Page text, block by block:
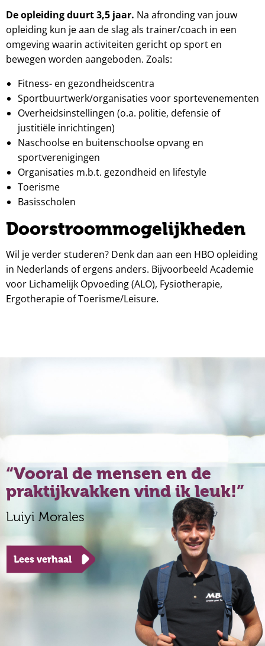
De opleiding duurt 3,5 jaar. Na afronding van jouw
opleiding kun je aan de slag als trainer/coach in een
omgeving waarin activiteiten gericht op sport en
bewegen worden aangeboden. Zoals:
Fitness- en gezondheidscentra
Sportbuurtwerk/organisaties voor sportevenementen
Overheidsinstellingen (o.a. politie, defensie of
justitiële inrichtingen)
Naschoolse en buitenschoolse opvang en
sportverenigingen
Organisaties m.b.t. gezondheid en lifestyle
Toerisme
Basisscholen
Doorstroommogelijkheden
Wil je verder studeren? Denk dan aan een HBO opleiding
in Nederlands of ergens anders. Bijvoorbeeld Academie
voor Lichamelijk Opvoeding (ALO), Fysiotherapie,
Ergotherapie of Toerisme/Leisure.
Vooral de mensen en de
praktijkvakken vind ik leuk!
Luiyi Morales
Lees verhaal